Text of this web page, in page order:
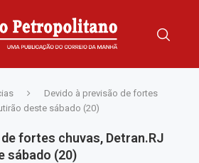
Devido à previsão de fortes
deste sábado (20)
fortes chuvas, Detran.RJ
sábado (20)